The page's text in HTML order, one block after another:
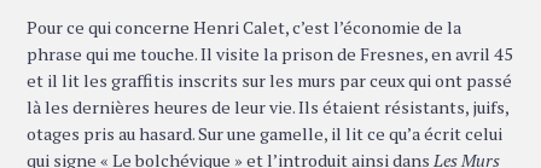
Pour ce qui concerne Henri Calet, c’est l’économie de la
phrase qui me touche. Il visite la prison de Fresnes, en avril 45
et il lit les graffitis inscrits sur les murs par ceux qui ont passé
là les dernières heures de leur vie. Ils étaient résistants, juifs,
otages pris au hasard. Sur une gamelle, il lit ce qu’a écrit celui
qui signe « Le bolchévique » et l’introduit ainsi dans Les Murs